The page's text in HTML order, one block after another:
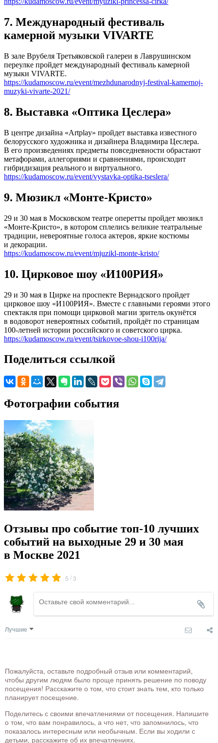
7. Международный фестиваль
камерной музыки VIVARTE
В зале Врубеля Третьяковской галереи в Лаврушинском
переулке пройдет международный фестиваль камерной
музыки VIVARTE.
https://kudamoscow.ru/event/mezhdunarodnyj-festival-kamernoj-
muzyki-vivarte-2021/
8. Выставка «Оптика Цеслера»
В центре дизайна «Artplay» пройдет выставка известного
белорусского художника и дизайнера Владимира Цеслера.
В его произведениях предметы повседневности обрастают
метафорами, аллегориями и сравнениями, происходит
гибридизация реального и виртуального.
https://kudamoscow.ru/event/vystavka-optika-tseslera/
9. Мюзикл «Монте-Кристо»
29 и 30 мая в Московском театре оперетты пройдет мюзикл
«Монте-Кристо», в котором сплелись великие театральные
традиции, невероятные голоса актеров, яркие костюмы
и декорации.
https://kudamoscow.ru/event/mjuzikl-monte-kristo/
10. Цирковое шоу «И100РИЯ»
29 и 30 мая в Цирке на проспекте Вернадского пройдет
цирковое шоу «И100РИЯ». Вместе с главными героями этого
спектакля при помощи цирковой магии зритель окунётся
в водоворот невероятных событий, пройдёт по страницам
100-летней истории российского и советского цирка.
https://kudamoscow.ru/event/tsirkovoe-shou-i100rija/
Поделиться ссылкой
Фотографии события
Отзывы про событие топ-10 лучших
событий на выходные 29 и 30 мая
в Москве 2021
5 /3
Лучшие
Пожалуйста, оставьте подробный отзыв или комментарий,
чтобы другим людям было проще принять решение по поводу
посещения! Расскажите о том, что стоит знать тем, кто только
планирует посещение.
Поделитесь с своими впечатлениями от посещения. Напишите
о том, что вам понравилось, а что нет, что запомнилось, что
показалось интересным или необычным. Если вы ходили с
детьми, расскажите об их впечатлениях.